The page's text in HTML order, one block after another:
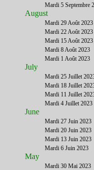
par ceux qui y vivent.Mardi 5 Septembre
August
Mardi 29 Août 2023
Mardi 22 Août 2023
Mardi 15 Août 2023
Mardi 8 Août 2023
Mardi 1 Août 2023
July
Mardi 25 Juillet
Mardi 18 Juillet
Mardi 11 Juillet
Mardi 4 Juillet 2023
June
Mardi 27 Juin 2023
Mardi 20 Juin 2023
Mardi 13 Juin 2023
Mardi 6 Juin 2023
May
Mardi 30 Mai 2023